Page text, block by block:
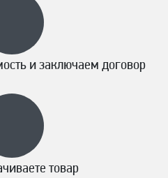
и заключаем договор
товар